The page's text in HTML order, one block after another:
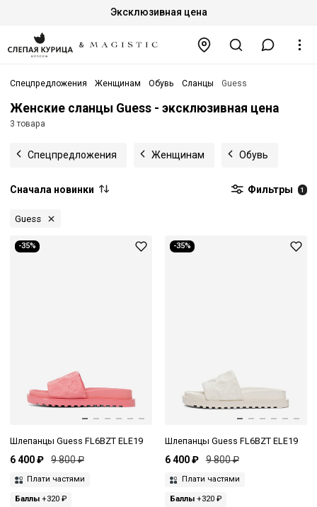
Эксклюзивная цена
Спецпредложения Женщинам Обувь Сланцы Guess
Женские сланцы Guess - эксклюзивная цена
3 товара
Спецпредложения Женщинам Обувь
Сначала новинки Фильтры 1
Guess
-35%
Шлепанцы Guess FL6BZT ELE19
6 400 ₽ 9 800 ₽
Плати частями
Баллы +320 ₽
-35%
Шлепанцы Guess FL6BZT ELE19
6 400 ₽ 9 800 ₽
Плати частями
Баллы+320 ₽